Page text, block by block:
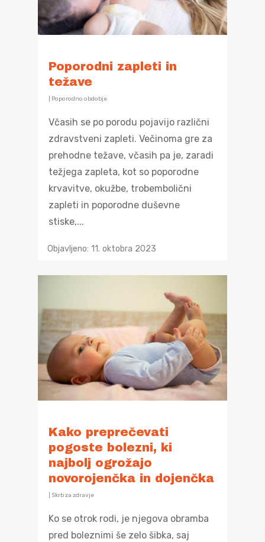
Poporodni zapleti in
težave
Poporodno obdobje
Včasih se po porodu pojavijo različni
zdravstveni zapleti. Večinoma gre za
prehodne težave, včasih pa je, zaradi
težjega zapleta, kot so poporodne
krvavitve, okužbe, trobembolični
zapleti in poporodne duševne
stiske,...
Objavljeno: 11. oktobra 2023
Kako preprečevati
pogoste bolezni, ki
najbolj ogrožajo
novorojenčka in dojenčka
Skrb za zdravje
Ko se otrok rodi, je njegova obramba
pred boleznimi še zelo šibka, saj